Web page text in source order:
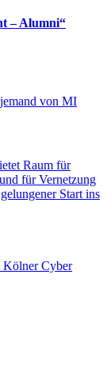
– Alumni“
von MI
Raum für
für Vernetzung
Start ins
Kölner Cyber